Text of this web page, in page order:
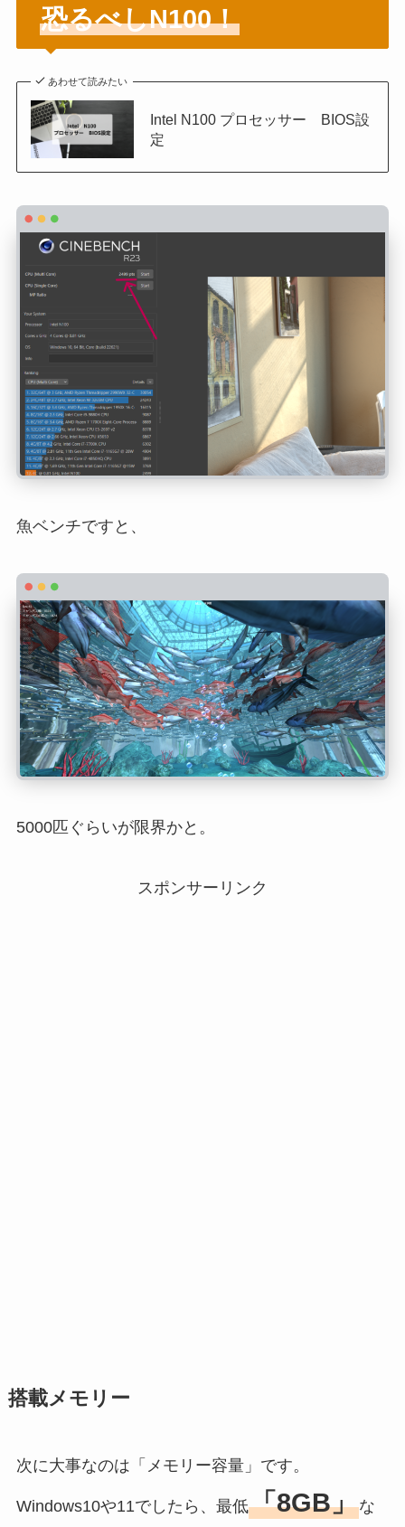
恐るべしN100！
あわせて読みたい
Intel N100 プロセッサー BIOS設
定
魚ベンチですと、
5000匹ぐらいが限界かと。
スポンサーリンク
搭載メモリー
次に大事なのは「メモリー容量」です。
Windows10や11でしたら、最低「8GB」な